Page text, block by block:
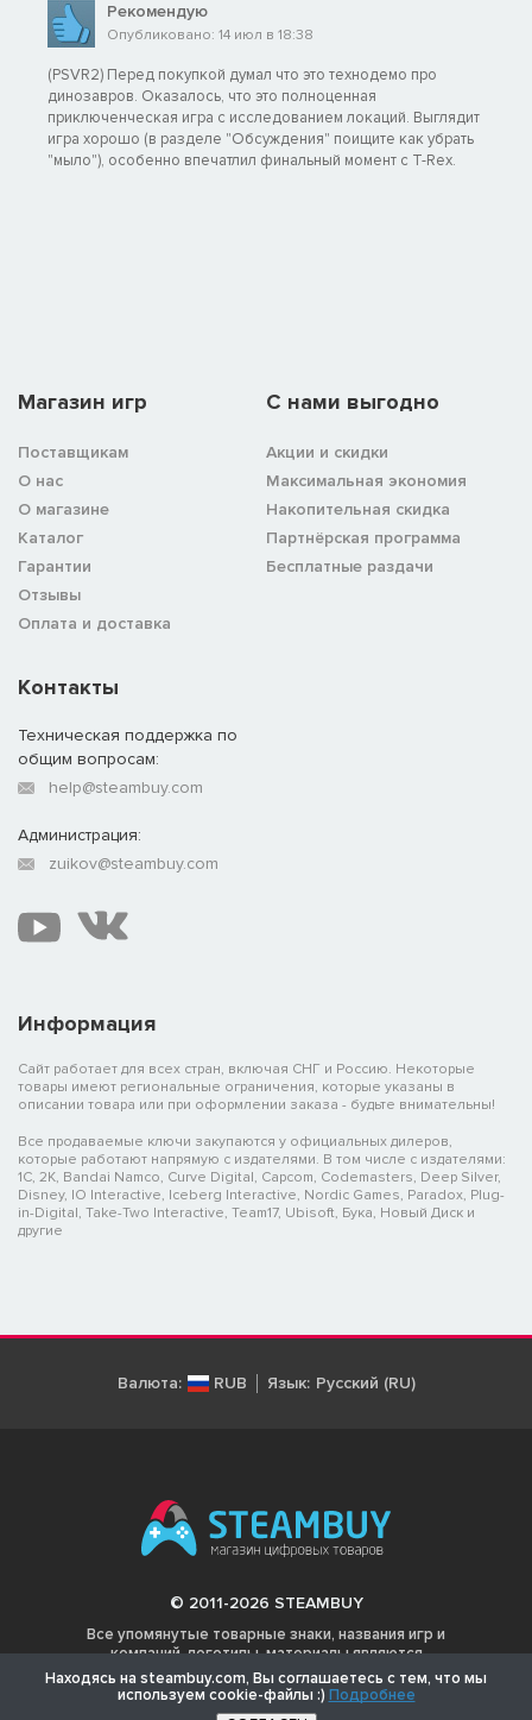
Рекомендую
Опубликовано: 14 июл в 18:38
(PSVR2) Перед покупкой думал что это технодемо про
динозавров. Оказалось, что это полноценная
приключенческая игра с исследованием локаций. Выглядит
игра хорошо (в разделе "Обсуждения" поищите как убрать
"мыло"), особенно впечатлил финальный момент с T-Rex.
Магазин игр
Поставщикам
О нас
О магазине
Каталог
Гарантии
Отзывы
Оплата и доставка
C нами выгодно
Акции и скидки
Максимальная экономия
Накопительная скидка
Партнёрская программа
Бесплатные раздачи
Информация
Сайт работает для всех стран, включая СНГ и Россию. Некоторые
товары имеют региональные ограничения, которые указаны в
описании товара или при оформлении заказа - будьте внимательны!
Все продаваемые ключи закупаются у официальных дилеров,
которые работают напрямую с издателями. В том числе с издателями:
1C, 2K, Bandai Namco, Curve Digital, Capcom, Codemasters, Deep Silver,
Disney, IO Interactive, Iceberg Interactive, Nordic Games, Paradox, Plug-
in-Digital, Take-Two Interactive, Team17, Ubisoft, Бука, Новый Диск и
другие
Контакты
Техническая поддержка по
общим вопросам:
help@steambuy.com
Администрация:
zuikov@steambuy.com
Валюта: RUB Язык: Русский (RU)
© 2011-2026 STEAMBUY
Все упомянутые товарные знаки, названия игр и
компаний, логотипы, материалы являются
собственностью соответствующих владельцев.
Находясь на steambuy.com, Вы соглашаетесь с тем, что мы
используем cookie-файлы :) Подробнее